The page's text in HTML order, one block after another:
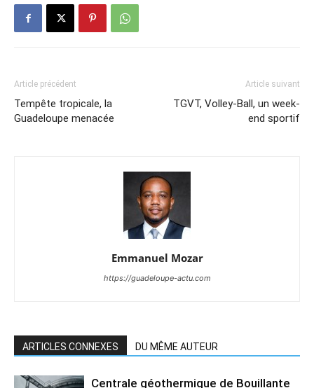
Article précédent
Tempête tropicale, la
Guadeloupe menacée
Article suivant
TGVT, Volley-Ball, un week-
end sportif
Emmanuel Mozar
https://guadeloupe-actu.com
ARTICLES CONNEXES DU MÊME AUTEUR
Centrale géothermique de Bouillante